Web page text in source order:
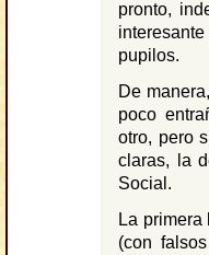
pronto,
pupilos.
De
poco
otro, pero
claras, la
Social.
La
(con